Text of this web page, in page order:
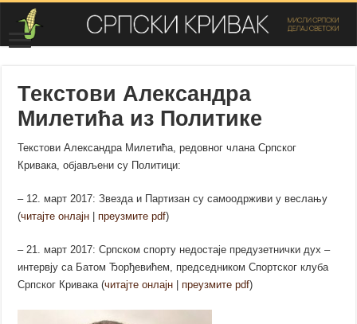
Текстови Александра
Милетића из Политике
Текстови Александра Милетића, редовног члана Српског
Кривака, објављени су Политици:
– 12. март 2017: Звезда и Партизан су самоодрживи у веслању
(читајте онлајн | преузмите pdf)
– 21. март 2017: Српском спорту недостаје предузетнички дух –
интервју са Батом Ђорђевићем, председником Спортског клуба
Српског Кривака (читајте онлајн | преузмите pdf)